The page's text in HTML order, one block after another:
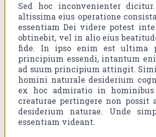
Sed hoc inconvenienter
altissima eius operatione
essentiam Dei videre potest
obtinebit, vel in alio eius
fide. In ipso enim est ultima
principium essendi, intantum
ad suum principium attingit.
homini naturale desiderium
ex hoc admiratio in
creaturae pertingere non possit
desiderium naturae. Unde
essentiam videant.